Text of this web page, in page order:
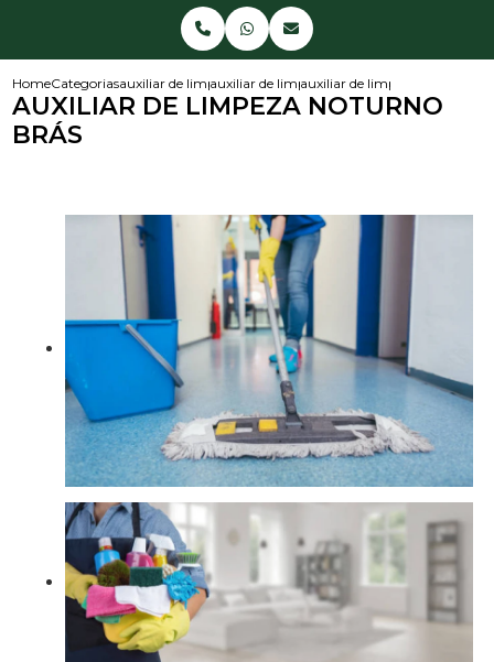
HomeCategoriasauxiliar de limpezaauxiliar de limpeza noturnoauxiliar de limpeza noturno
AUXILIAR DE LIMPEZA NOTURNO
BRÁS